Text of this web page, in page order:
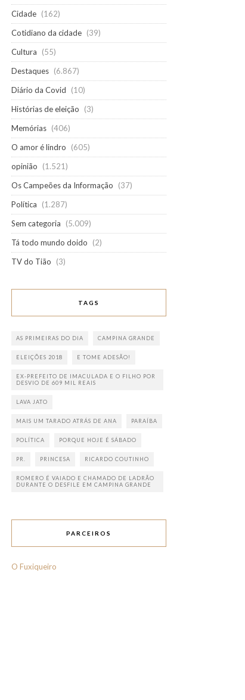
Cidade (162)
Cotidiano da cidade (39)
Cultura
(55)
Destaques (6.867)
Diário da Covid
(10)
Histórias de eleição
(3)
Memórias (406)
O amor é lindro
(605)
opinião
(1.521)
Os Campeões da Informação
(37)
Política
(1.287)
Sem categoria
(5.009)
Tá todo mundo doido
(2)
TV do Tião
(3)
TAGS
AS PRIMEIRAS DO DIA CAMPINA GRANDE
ELEIÇÕES 2018 E TOME ADESÃO!
EX-PREFEITO DE IMACULADA E O FILHO POR
DESVIO DE 609 MIL REAIS
LAVA JATO
MAIS UM TARADO ATRÁS DE ANA PARAÍBA
POLÍTICA PORQUE HOJE É SÁBADO
PR. PRINCESA RICARDO COUTINHO
ROMERO É VAIADO E CHAMADO DE LADRÃO
DURANTE O DESFILE EM CAMPINA GRANDE
PARCEIROS
O Fuxiqueiro